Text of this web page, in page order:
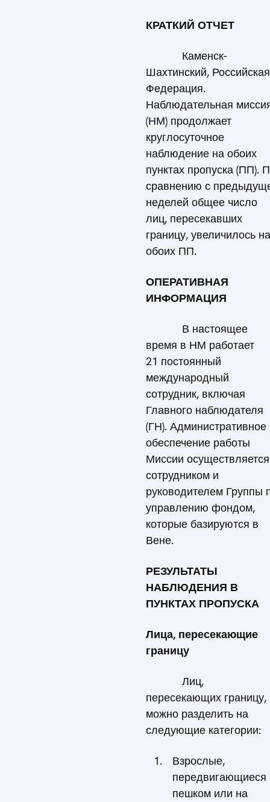
КРАТКИЙ ОТЧЕТ
Каменск-
Шахтинский, Российская
Федерация.
Наблюдательная
(НМ) продолжает
круглосуточное
наблюдение на обоих
пунктах пропуска (ПП).
сравнению с
неделей общее число
лиц, пересекавших
границу, увеличилось на
обоих ПП.
ОПЕРАТИВНАЯ
ИНФОРМАЦИЯ
В настоящее
время в НМ работает
21 постоянный
международный
сотрудник, включая
Главного наблюдателя
(ГН). Административное
обеспечение работы
Миссии осуществляется
сотрудником и
руководителем Группы
управлению фондом,
которые базируются в
Вене.
РЕЗУЛЬТАТЫ
НАБЛЮДЕНИЯ В
ПУНКТАХ ПРОПУСКА
Лица, пересекающие
границу
Лиц,
пересекающих границу,
можно разделить на
следующие категории:
Взрослые,
передвигающиеся
пешком или на